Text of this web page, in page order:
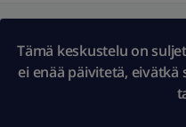
Tämä keskustelu on
ei enää päivitetä,